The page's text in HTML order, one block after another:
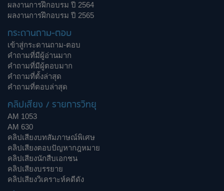
ผลงานการฝึกอบรม ปี 2564
ผลงานการฝึกอบรม ปี 2565
กระดานถาม-ตอบ
เข้าสู่กระดานถาม-ตอบ
คำถามที่มีผู้อ่านมาก
คำถามที่มีผู้ตอบมาก
คำถามที่ตั้งล่าสุด
คำถามที่ตอบล่าสุด
คลิปเสียง / รายการวิทยุ
AM 1053
AM 630
คลิปเสียงบทสัมภาษณ์พิเศษ
คลิปเสียงตอบปัญหากฎหมาย
คลิปเสียงนักสืบเอกชน
คลิปเสียงบรรยาย
คลิปเสียงวิเคราะห์คดีดัง